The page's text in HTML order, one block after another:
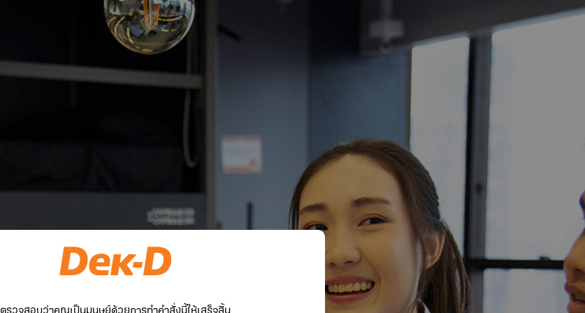
ตรวจสอบว่าคุณเป็นมนุษย์ด้วยการทำคำสั่งนี้ให้เสร็จสิ้น